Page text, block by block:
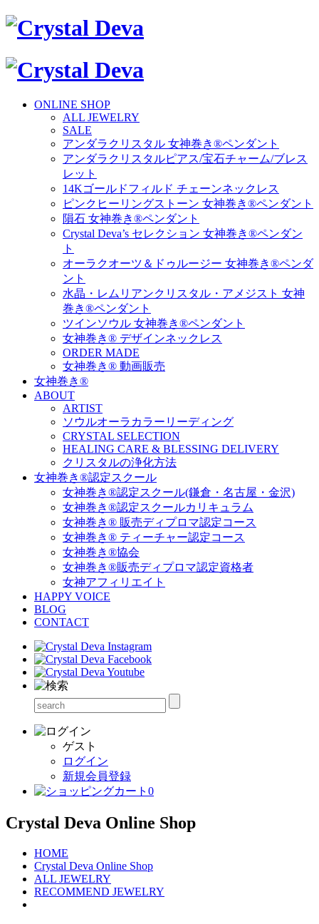
ONLINE SHOP
ALL JEWELRY
SALE
アンダラクリスタル 女神巻き®ペンダント
アンダラクリスタルピアス/宝石チャーム/ブレス
レット
14Kゴールドフィルド チェーンネックレス
ピンクヒーリングストーン 女神巻き®ペンダント
隕石 女神巻き®ペンダント
Crystal Deva’s セレクション 女神巻き®ペンダン
ト
オーラクオーツ＆ドゥルージー 女神巻き®ペンダ
ント
水晶・レムリアンクリスタル・アメジスト 女神
巻き®ペンダント
ツインソウル 女神巻き®ペンダント
女神巻き® デザインネックレス
ORDER MADE
女神巻き® 動画販売
女神巻き®
ABOUT
ARTIST
ソウルオーラカラーリーディング
CRYSTAL SELECTION
HEALING CARE & BLESSING DELIVERY
クリスタルの浄化方法
女神巻き®認定スクール
女神巻き®認定スクール(鎌倉・名古屋・金沢)
女神巻き®認定スクールカリキュラム
女神巻き® 販売ディプロマ認定コース
女神巻き® ティーチャー認定コース
女神巻き®協会
女神巻き®販売ディプロマ認定資格者
女神アフィリエイト
HAPPY VOICE
BLOG
CONTACT
ゲスト
ログイン
新規会員登録
0
Crystal Deva Online Shop
HOME
Crystal Deva Online Shop
ALL JEWELRY
RECOMMEND JEWELRY